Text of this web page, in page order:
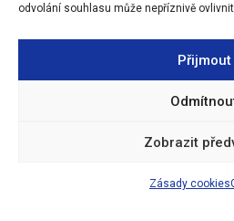
odvolání souhlasu může nepříznivě
Přijmout
Zobrazit
Zásady cookies